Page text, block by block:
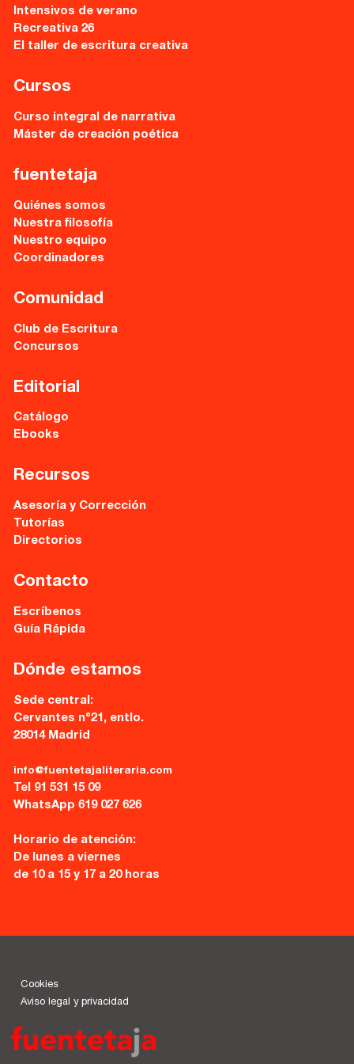
Intensivos de verano
Recreativa 26
El taller de escritura creativa
Cursos
Curso integral de narrativa
Máster de creación poética
fuentetaja
Quiénes somos
Nuestra filosofía
Nuestro equipo
Coordinadores
Comunidad
Club de Escritura
Concursos
Editorial
Catálogo
Ebooks
Recursos
Asesoría y Corrección
Tutorías
Directorios
Contacto
Escríbenos
Guía Rápida
Dónde estamos
Sede central:
Cervantes nº21, entlo.
28014 Madrid
info@fuentetajaliteraria.com
Tel 91 531 15 09
WhatsApp 619 027 626
Horario de atención:
De lunes a viernes
de 10 a 15 y 17 a 20 horas
Cookies
Aviso legal y privacidad